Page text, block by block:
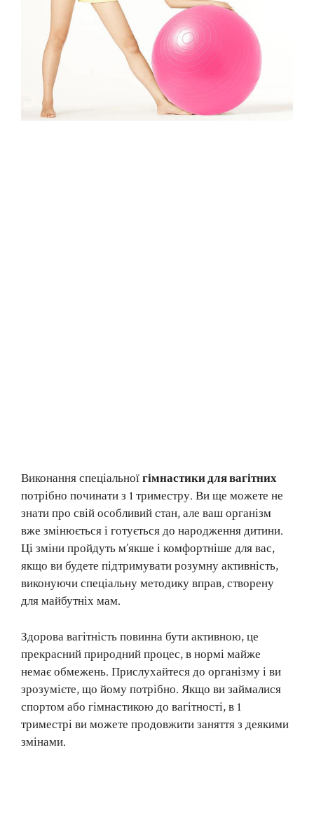
Виконання спеціальноїгімнастики для вагітних
потрібно починати з 1 триместру. Ви ще можете не
знати про свій особливий стан, але ваш організм
вже змінюється і готується до народження дитини.
Ці зміни пройдуть м’якше і комфортніше для вас,
якщо ви будете підтримувати розумну активність,
виконуючи спеціальну методику вправ, створену
для майбутніх мам.
Здорова вагітність повинна бути активною, це
прекрасний природний процес, в нормі майже
немає обмежень. Прислухайтеся до організму і ви
зрозумієте, що йому потрібно. Якщо ви займалися
спортом або гімнастикою до вагітності, в 1
триместрі ви можете продовжити заняття з деякими
змінами.